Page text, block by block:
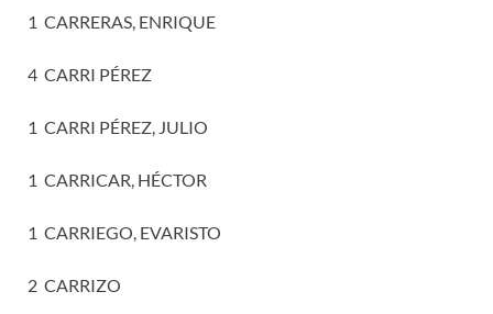
1 CARRERAS, ENRIQUE
4 CARRI PÉREZ
1 CARRI PÉREZ, JULIO
1 CARRICAR, HÉCTOR
1 CARRIEGO, EVARISTO
2 CARRIZO